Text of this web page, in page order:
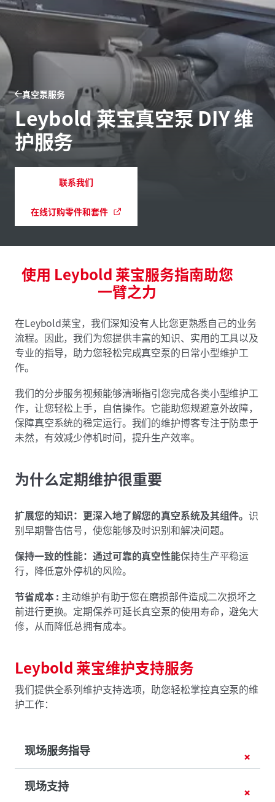
真空泵服务
Leybold 莱宝真空泵 DIY 维
护服务
联系我们
在线订购零件和套件
使用 Leybold 莱宝服务指南助您
一臂之力
在Leybold莱宝，我们深知没有人比您更熟悉自己的业务
流程。因此，我们为您提供丰富的知识、实用的工具以及
专业的指导，助力您轻松完成真空泵的日常小型维护工
作。
我们的分步服务视频能够清晰指引您完成各类小型维护工
作，让您轻松上手，自信操作。它能助您规避意外故障，
保障真空系统的稳定运行。我们的维护博客专注于防患于
未然，有效减少停机时间，提升生产效率。
为什么定期维护很重要
扩展您的知识：更深入地了解您的真空系统及其组件。识
别早期警告信号，使您能够及时识别和解决问题。
保持一致的性能：通过可靠的真空性能保持生产平稳运
行，降低意外停机的风险。
节省成本 : 主动维护有助于您在磨损部件造成二次损坏之
前进行更换。定期保养可延长真空泵的使用寿命，避免大
修，从而降低总拥有成本。
Leybold 莱宝维护支持服务
我们提供全系列维护支持选项，助您轻松掌控真空泵的维
护工作：
现场服务指导
现场支持